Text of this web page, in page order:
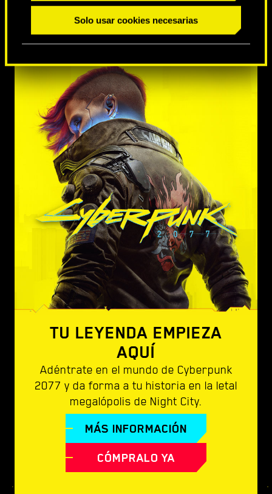
Solo usar cookies necesarias
TU LEYENDA EMPIEZA
AQUÍ
Adéntrate en el mundo de Cyberpunk
2077 y da forma a tu historia en la letal
megalópolis de Night City.
MÁS INFORMACIÓN
CÓMPRALO YA